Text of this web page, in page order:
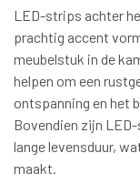
LED-strips achter
prachtig accent
meubelstuk in de
helpen om een
ontspanning en het
Bovendien zijn
lange levensduur,
maakt.